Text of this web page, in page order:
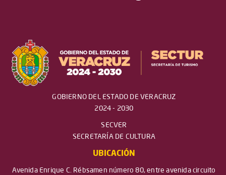
GOBIERNO DEL ESTADO DE VERACRUZ
2024 - 2030
SECVER
SECRETARÍA DE CULTURA
UBICACIÓN
Avenida Enrique C. Rébsamen número 80, entre avenida circuito